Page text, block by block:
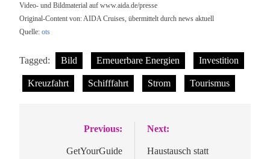
Video- und Bildmaterial auf www.aida.de/presse
Original-Content von: AIDA Cruises, übermittelt durch news aktuell
Quelle: ots
Tagged: Bild Erneuerbare Energien Investition
Kreuzfahrt Schifffahrt Strom Tourismus
Beitragsnavigation
Previous:
GetYourGuide
Next:
Haustausch statt